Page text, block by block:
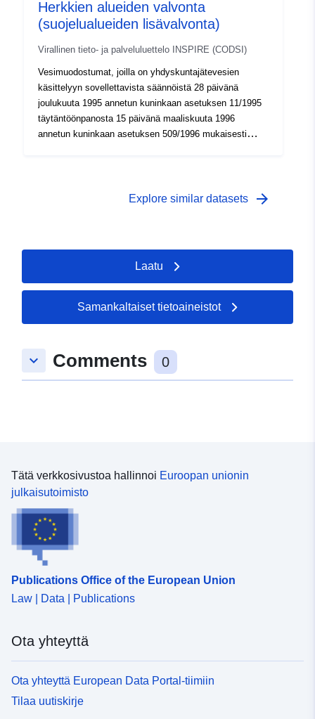
Herkkien alueiden valvonta
(suojelualueiden lisävalvonta)
Virallinen tieto- ja palveluluettelo INSPIRE (CODSI)
Vesimuodostumat, joilla on yhdyskuntajätevesien
käsittelyyn sovellettavista säännöistä 28 päivänä
joulukuuta 1995 annetun kuninkaan asetuksen 11/1995
täytäntöönpanosta 15 päivänä maaliskuuta 1996
annetun kuninkaan asetuksen 509/1996 mukaisesti
haavoittumiselle alttiit alueet nimetään suojelluiksi
Explore similar datasets arrow_forward
Laatu
Samankaltaiset tietoaineistot
keyboard_arrow_down Comments 0
Tätä verkkosivustoa hallinnoi Euroopan unionin
julkaisutoimisto
Publications Office of the European Union
Law | Data | Publications
Ota yhteyttä
Ota yhteyttä European Data Portal-tiimiin
Tilaa uutiskirje